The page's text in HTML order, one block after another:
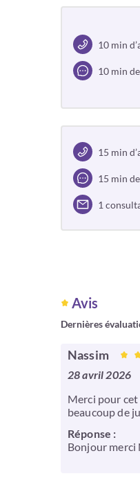
10 min
10 min
15 min
15 min
1
Avis
Dernières
Nassim
28 avril 2026
Merci pour cet
beaucoup de
Réponse :
Bonjour merci